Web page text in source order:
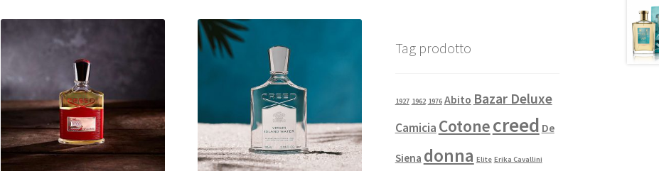
Tag prodotto
1927 1962 1976 Abito Bazar Deluxe
Camicia Cotonecreed De
Siena donna Elite Erika Cavallini